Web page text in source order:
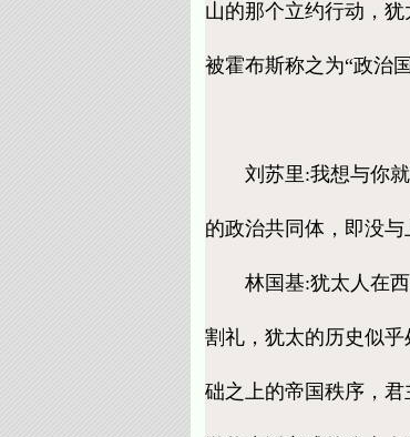
山的那个立约行动，
被霍布斯称之为“政治国
刘苏里:我想与你就
的政治共同体，即没
林国基:犹太人在西
割礼，犹太的历史似
础之上的帝国秩序，